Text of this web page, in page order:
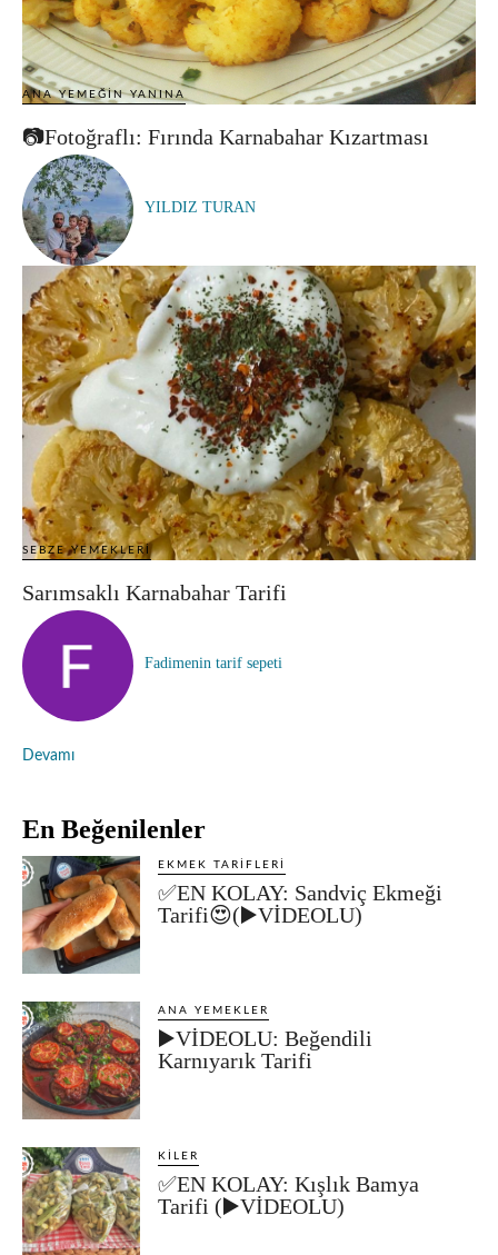
ANA YEMEĞIN YANINA
📷Fotoğraflı: Fırında Karnabahar Kızartması
YILDIZ TURAN
SEBZE YEMEKLERI
Sarımsaklı Karnabahar Tarifi
Fadimenin tarif sepeti
Devamı
En Beğenilenler
EKMEK TARIFLERI
✅EN KOLAY: Sandviç Ekmeği
Tarifi😍(▶️VİDEOLU)
ANA YEMEKLER
▶️VİDEOLU: Beğendili
Karnıyarık Tarifi
KILER
✅EN KOLAY: Kışlık Bamya
Tarifi (▶️VİDEOLU)